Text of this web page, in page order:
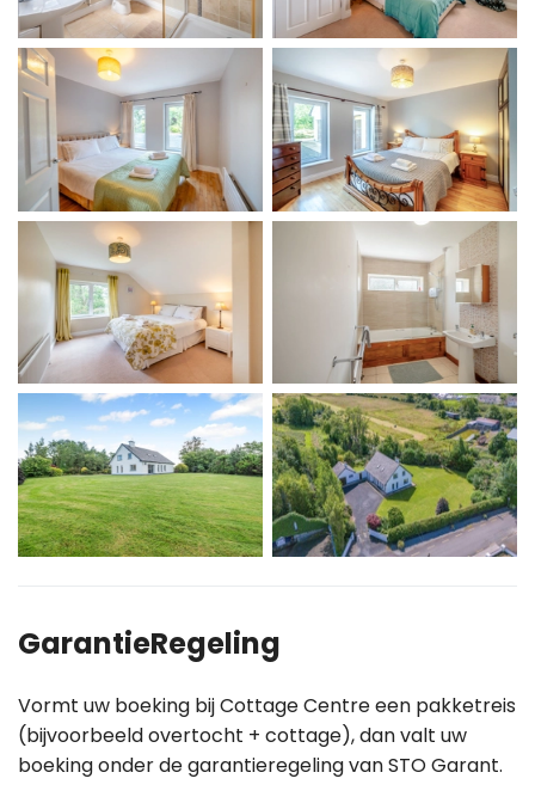
GarantieRegeling
Vormt uw boeking bij Cottage Centre een pakketreis
(bijvoorbeeld overtocht + cottage), dan valt uw
boeking onder de garantieregeling van STO Garant.